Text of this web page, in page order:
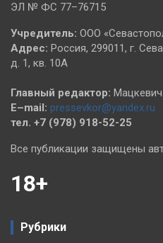
ЭЛ № ФС 77–76715
Учредитель: ООО
Адрес: Россия, 299011, г.
д. 1, кв. 10А
Главный редактор:
E–mail: pressevkor@yandex.ru
тел. +7 (978) 918-52-25
Все публикации защищены
18+
Рубрики